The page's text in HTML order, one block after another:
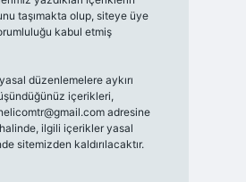
taşımakta olup, siteye üye
kabul etmiş
düzenlemelere aykırı
içerikleri,
adresine
ilgili içerikler yasal
sitemizden kaldırılacaktır.